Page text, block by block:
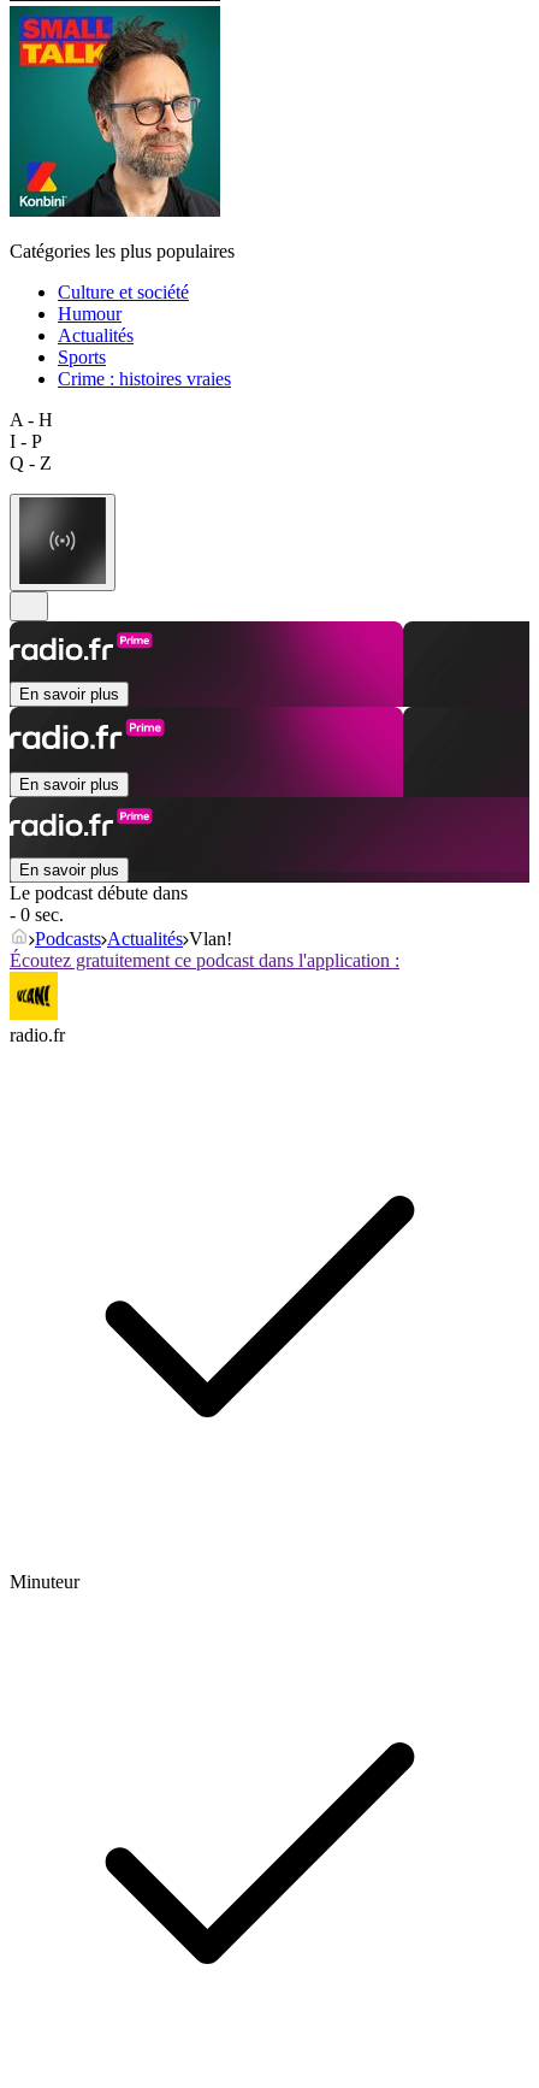
Catégories les plus populaires
Culture et société
Humour
Actualités
Sports
Crime : histoires vraies
A - H
I - P
Q - Z
En savoir plus
En savoir plus
En savoir plus
Le podcast débute dans
- 0 sec.
Podcasts Actualités Vlan!
Écoutez gratuitement ce podcast dans l'application :
radio.fr
Minuteur